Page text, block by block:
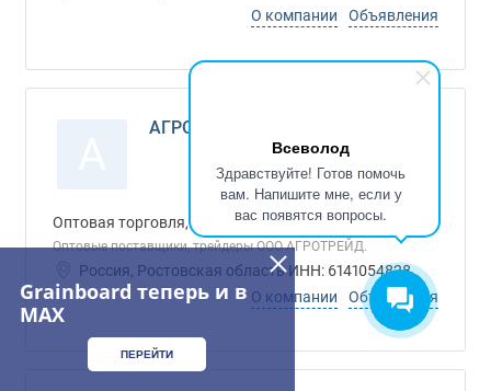
Всеволод
Здравствуйте! Готов помочь
вам. Напишите мне, если у
вас появятся вопросы.
О компании
Объявления
АГРОТРЕЙД, ООО
Оптовая торговля, Розничная торговля
Oптовые поставщики, трейдеры ООО АГРОТРЕЙД.
Россия, Ростовская область ИНН: 6141054828
О компании
Объявления
Grainboard теперь и в
MAX
ПЕРЕЙТИ